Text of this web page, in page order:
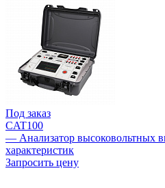
Под заказ
CAT100
— Анализатор высоковольтных
характеристик
Запросить цену